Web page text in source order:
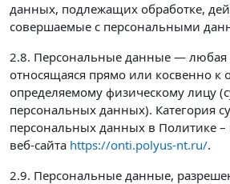
данных, подлежащих обработке,
совершаемые с персональными
2.8. Персональные данные —
относящаяся прямо или косвенно к
определяемому физическому лицу
персональных данных). Категория
персональных данных в Политике –
веб-сайта https://onti.polyus-nt.ru/.
2.9. Персональные данные,